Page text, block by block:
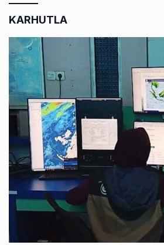
KARHUTLA